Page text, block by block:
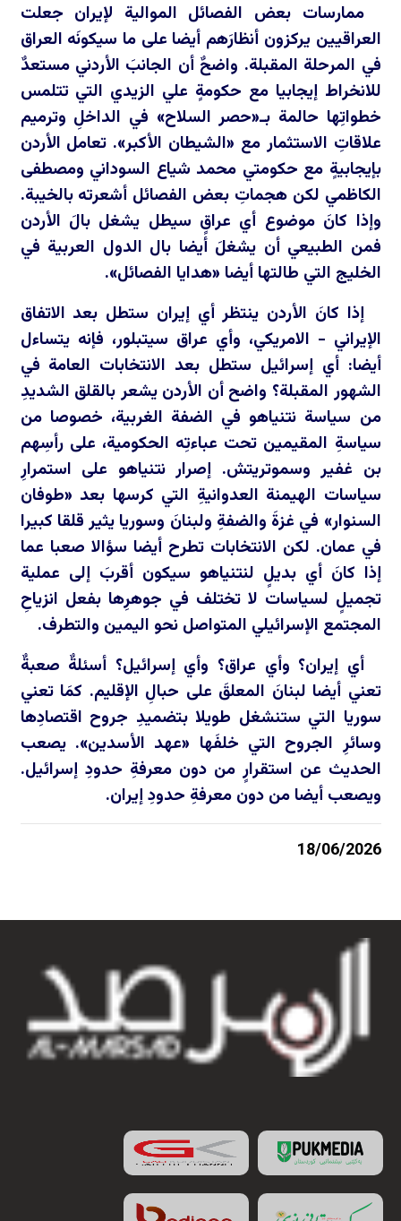
ممارسات بعض الفصائل الموالية لإيران جعلت
العراقيين يركزون أنظارَهم أيضا على ما سيكونَه العراق
في المرحلة المقبلة. واضحٌ أن الجانبَ الأردني مستعدٌ
للانخراط إيجابيا مع حكومةٍ علي الزيدي التي تتلمس
خطواتِها حالمة بـ«حصر السلاح» في الداخلِ وترميم
علاقاتِ الاستثمار مع «الشيطان الأكبر». تعامل الأردن
بإيجابيةٍ مع حكومتي محمد شياع السوداني ومصطفى
الكاظمي لكن هجماتِ بعض الفصائل أشعرته بالخيبة.
وإذا كانَ موضوع أي عراقٍ سيطل يشغل بالَ الأردن
فمن الطبيعي أن يشغلَ أيضا بال الدول العربية في
الخليج التي طالتها أيضا «هدايا الفصائل».
إذا كانَ الأردن ينتظر أي إيران ستطل بعد الاتفاق
الإيراني - الامريكي، وأي عراق سيتبلور، فإنه يتساءل
أيضا: أي إسرائيل ستطل بعد الانتخابات العامة في
الشهور المقبلة؟ واضح أن الأردن يشعر بالقلق الشديدِ
من سياسة نتنياهو في الضفة الغربية، خصوصا من
سياسةِ المقيمين تحت عباءتِه الحكومية، على رأسِهم
بن غفير وسموتريتش. إصرار نتنياهو على استمرارِ
سياسات الهيمنة العدوانيةِ التي كرسها بعد «طوفان
السنوار» في غزةَ والضفةِ ولبنانَ وسوريا يثير قلقا كبيرا
في عمان. لكن الانتخابات تطرح أيضا سؤالا صعبا عما
إذا كانَ أي بديلٍ لنتنياهو سيكون أقربَ إلى عملية
تجميلٍ لسياسات لا تختلف في جوهرِها بفعل انزياحِ
المجتمع الإسرائيلي المتواصل نحو اليمين والتطرف.
أي إيران؟ وأي عراق؟ وأي إسرائيل؟ أسئلةٌ صعبةٌ
تعني أيضا لبنانَ المعلقَ على حبالِ الإقليم. كمَا تعني
سوريا التي ستنشغل طويلا بتضميدِ جروح اقتصادِها
وسائرِ الجروح التي خلفَها «عهد الأسدين». يصعب
الحديث عن استقرارٍ من دون معرفةِ حدودِ إسرائيل.
ويصعب أيضا من دون معرفةِ حدودِ إيران.
18/06/2026